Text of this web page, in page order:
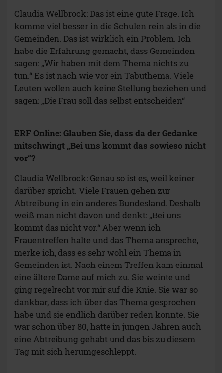
Claudia Wellbrock: Das ist eine gute Frage. Ich
komme viel besser in die Schulen rein als in die
Gemeinden. Das ist wirklich ein Problem. Ich
habe die Erfahrung gemacht, dass Gemeinden
sagen: „Wir haben mit dem Thema nichts zu
tun.“ Es ist nach wie vor ein Tabuthema. Viele
Leuten wollen auch keine Stellung beziehen und
sagen: „Die Frau soll das selbst entscheiden“
ERF Online: Glauben Sie, dass da der Gedanke
mitschwingt „Bei uns kommt das sowieso nicht
vor“?
Claudia Wellbrock: Genau so ist es, weil keiner
darüber spricht. Viele Frauen gehen zur
Abtreibung in ein anderes Bundesland. Deshalb
weiß man nicht davon und denkt: „Bei uns
kommt das nicht vor.“ Aber wenn ich
Frauentreffen halte und das Thema anspreche,
merke ich, dass es sehr wohl ein Thema in
Gemeinden ist. Nach einem Treffen kam einmal
eine ältere Dame auf mich zu. Sie weinte und
ging regelrecht vor mir auf die Knie. Sie war so
dankbar, dass ich über das Thema gesprochen
habe und sie endlich darüber reden konnte. Sie
war schon über 80, hatte in jungen Jahren auch
eine Abtreibung gehabt und das bis zu diesem
Tag mit sich herumgeschleppt.